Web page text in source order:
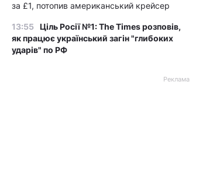
за £1, потопив американський крейсер
13:55 Ціль Росії №1: The Times розповів,
як працює український загін "глибоких
ударів" по РФ
Реклама